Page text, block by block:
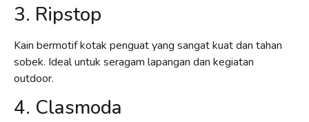
3. Ripstop
Kain bermotif kotak penguat yang sangat kuat dan tahan
sobek. Ideal untuk seragam lapangan dan kegiatan
outdoor.
4. Clasmoda